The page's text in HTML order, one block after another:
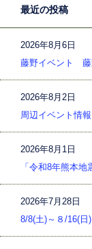
最近の投稿
2026年8月6日
藤野イベント 藤
2026年8月2日
周辺イベント情
2026年8月1日
「令和8年熊本
2026年7月28日
8/8(土)～８/16(